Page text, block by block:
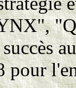
pour